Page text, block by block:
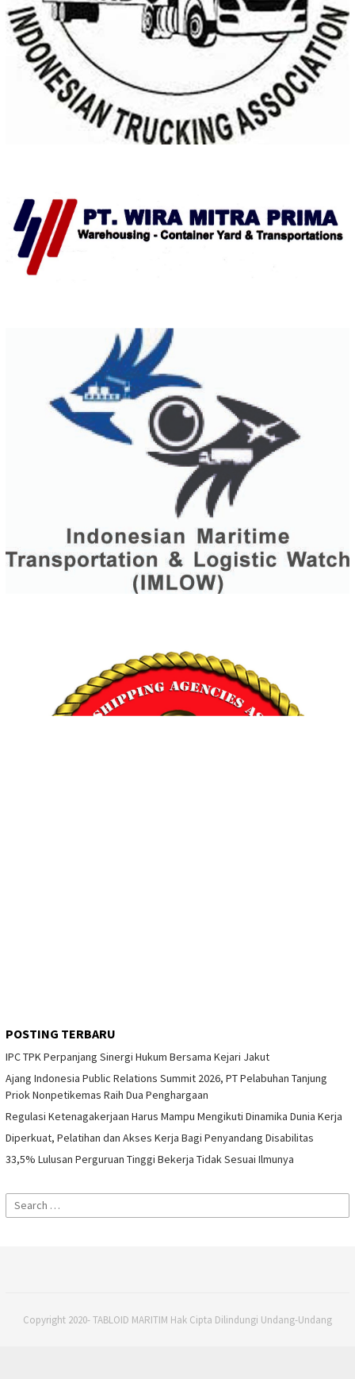
POSTING TERBARU
IPC TPK Perpanjang Sinergi Hukum Bersama Kejari Jakut
Ajang Indonesia Public Relations Summit 2026, PT Pelabuhan Tanjung
Priok Nonpetikemas Raih Dua Penghargaan
Regulasi Ketenagakerjaan Harus Mampu Mengikuti Dinamika Dunia Kerja
Diperkuat, Pelatihan dan Akses Kerja Bagi Penyandang Disabilitas
33,5% Lulusan Perguruan Tinggi Bekerja Tidak Sesuai Ilmunya
Search
for:
Copyright 2020- TABLOID MARITIM Hak Cipta Dilindungi Undang-Undang